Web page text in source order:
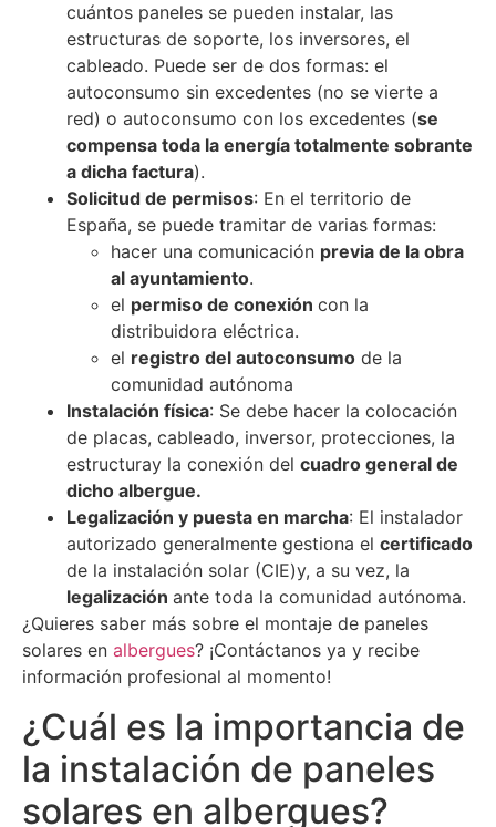
cuántos paneles se pueden instalar, las
estructuras de soporte, los inversores, el
cableado. Puede ser de dos formas: el
autoconsumo sin excedentes (no se vierte a
red) o autoconsumo con los excedentes (se
compensa toda la energía totalmente sobrante
a dicha factura).
Solicitud de permisos: En el territorio de
España, se puede tramitar de varias formas:
hacer una comunicación previa de la obra
al ayuntamiento.
el permiso de conexión con la
distribuidora eléctrica.
el registro del autoconsumo de la
comunidad autónoma
Instalación física: Se debe hacer la colocación
de placas, cableado, inversor, protecciones, la
estructuray la conexión del cuadro general de
dicho albergue.
Legalización y puesta en marcha: El instalador
autorizado generalmente gestiona el certificado
de la instalación solar (CIE)y, a su vez, la
legalización ante toda la comunidad autónoma.
¿Quieres saber más sobre el montaje de paneles
solares en albergues? ¡Contáctanos ya y recibe
información profesional al momento!
¿Cuál es la importancia de
la instalación de paneles
solares en albergues?